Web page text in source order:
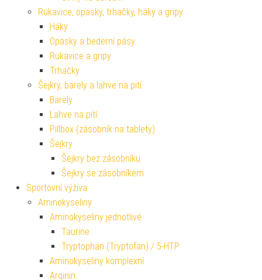
Rukavice, opasky, trhačky, háky a gripy
Háky
Opasky a bederní pásy
Rukavice a gripy
Trhačky
Šejkry, barely a lahve na pití
Barely
Lahve na pití
Pillbox (zásobník na tablety)
Šejkry
Šejkry bez zásobníku
Šejkry se zásobníkem
Sportovní výživa
Aminokyseliny
Aminokyseliny jednotlivé
Taurine
Tryptophan (Tryptofan) / 5-HTP
Aminokyseliny komplexní
Arginin